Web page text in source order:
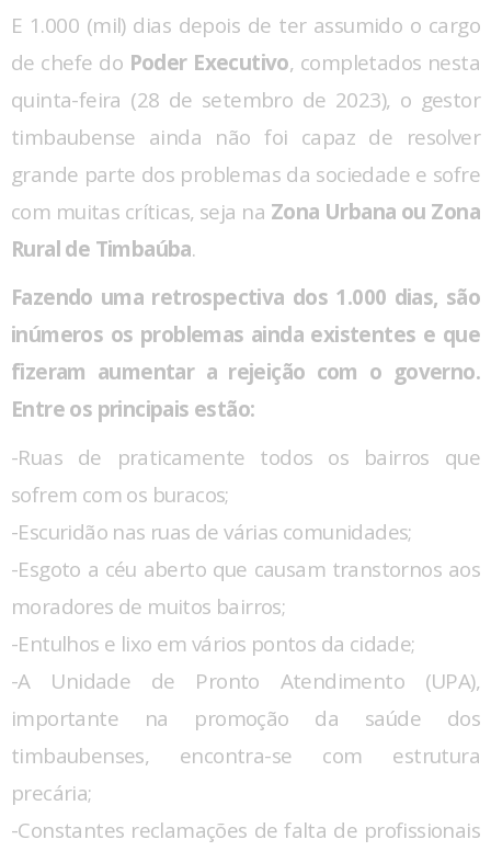
E 1.000 (mil) dias depois de ter assumido o cargo
de chefe do Poder Executivo, completados nesta
quinta-feira (28 de setembro de 2023), o gestor
timbaubense ainda não foi capaz de resolver
grande parte dos problemas da sociedade e sofre
com muitas críticas, seja na Zona Urbana ou Zona
Rural de Timbaúba.
Fazendo uma retrospectiva dos 1.000 dias, são
inúmeros os problemas ainda existentes e que
fizeram aumentar a rejeição com o governo.
Entre os principais estão:
-Ruas de praticamente todos os bairros que
sofrem com os buracos;
-Escuridão nas ruas de várias comunidades;
-Esgoto a céu aberto que causam transtornos aos
moradores de muitos bairros;
-Entulhos e lixo em vários pontos da cidade;
-A Unidade de Pronto Atendimento (UPA),
importante na promoção da saúde dos
timbaubenses, encontra-se com estrutura
precária;
-Constantes reclamações de falta de profissionais